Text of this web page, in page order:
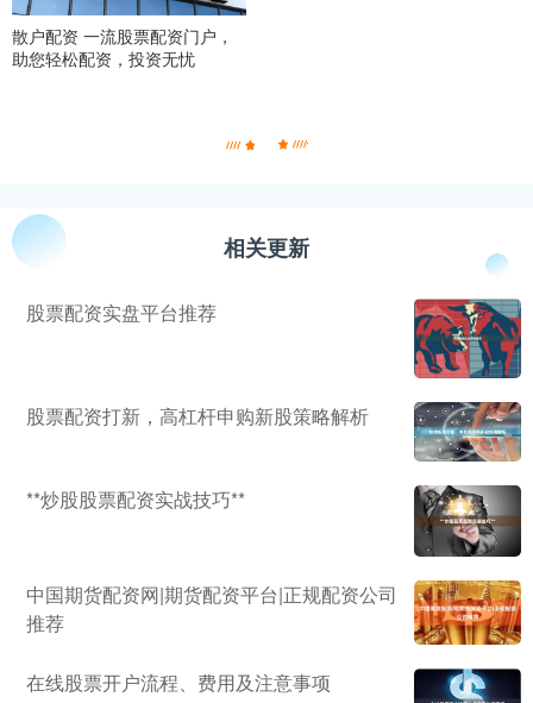
散户配资 一流股票配资门户，
助您轻松配资，投资无忧
相关更新
股票配资实盘平台推荐
股票配资打新，高杠杆申购新股策略解析
**炒股股票配资实战技巧**
中国期货配资网|期货配资平台|正规配资公司
推荐
在线股票开户流程、费用及注意事项